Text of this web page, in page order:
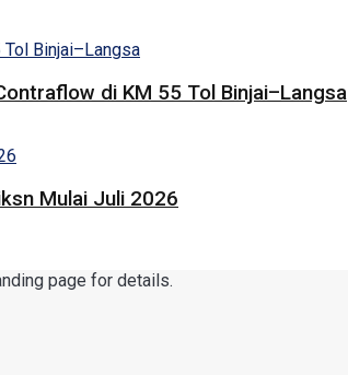
di KM 55 Tol Binjai–Langsa
Mulai Juli 2026
page for details.